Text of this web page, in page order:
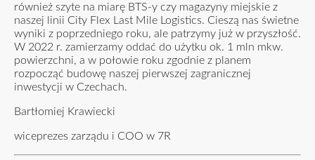
również szyte na miarę BTS-y czy magazyny miejskie z
naszej linii City Flex Last Mile Logistics. Cieszą nas świetne
wyniki z poprzedniego roku, ale patrzymy już w przyszłość.
W 2022 r. zamierzamy oddać do użytku ok. 1 mln mkw.
powierzchni, a w połowie roku zgodnie z planem
rozpocząć budowę naszej pierwszej zagranicznej
inwestycji w Czechach.
Bartłomiej Krawiecki
wiceprezes zarządu i COO w 7R